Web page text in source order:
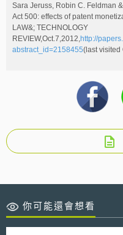
Sara Jeruss, Robin C. Feldman
Act 500: effects of patent
LAW&; TECHNOLOGY
REVIEW,Oct.7,2012, http://
abstract_id=2158455(last visited
你可能還會想看